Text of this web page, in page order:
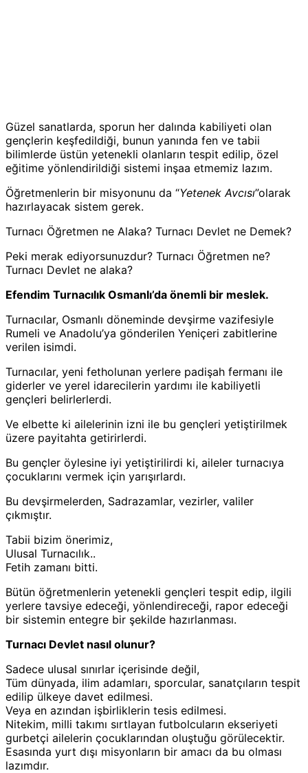
Güzel sanatlarda, sporun her dalında kabiliyeti olan
gençlerin keşfedildiği, bunun yanında fen ve tabii
bilimlerde üstün yetenekli olanların tespit edilip, özel
eğitime yönlendirildiği sistemi inşaa etmemiz lazım.
Öğretmenlerin bir misyonunu da “Yetenek Avcısı”olarak
hazırlayacak sistem gerek.
Turnacı Öğretmen ne Alaka? Turnacı Devlet ne Demek?
Peki merak ediyorsunuzdur? Turnacı Öğretmen ne?
Turnacı Devlet ne alaka?
Efendim Turnacılık Osmanlı’da önemli bir meslek.
Turnacılar, Osmanlı döneminde devşirme vazifesiyle
Rumeli ve Anadolu’ya gönderilen Yeniçeri zabitlerine
verilen isimdi.
Turnacılar, yeni fetholunan yerlere padişah fermanı ile
giderler ve yerel idarecilerin yardımı ile kabiliyetli
gençleri belirlerlerdi.
Ve elbette ki ailelerinin izni ile bu gençleri yetiştirilmek
üzere payitahta getirirlerdi.
Bu gençler öylesine iyi yetiştirilirdi ki, aileler turnacıya
çocuklarını vermek için yarışırlardı.
Bu devşirmelerden, Sadrazamlar, vezirler, valiler
çıkmıştır.
Tabii bizim önerimiz,
Ulusal Turnacılık..
Fetih zamanı bitti.
Bütün öğretmenlerin yetenekli gençleri tespit edip, ilgili
yerlere tavsiye edeceği, yönlendireceği, rapor edeceği
bir sistemin entegre bir şekilde hazırlanması.
Turnacı Devlet nasıl olunur?
Sadece ulusal sınırlar içerisinde değil,
Tüm dünyada, ilim adamları, sporcular, sanatçıların tespit
edilip ülkeye davet edilmesi.
Veya en azından işbirliklerin tesis edilmesi.
Nitekim, milli takımı sırtlayan futbolcuların ekseriyeti
gurbetçi ailelerin çocuklarından oluştuğu görülecektir.
Esasında yurt dışı misyonların bir amacı da bu olması
lazımdır.